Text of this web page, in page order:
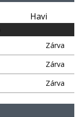
Havi
Zárva
Zárva
Zárva